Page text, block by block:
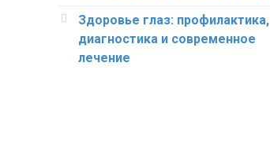
Здоровье глаз: профилактика,
диагностика и современное
лечение